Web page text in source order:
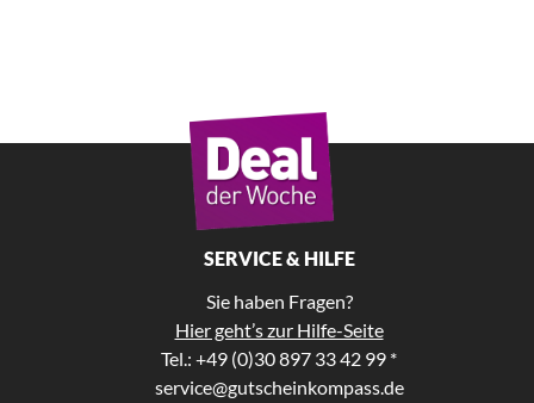
SERVICE & HILFE
Sie haben Fragen?
Hier geht’s zur Hilfe-Seite
Tel.: +49 (0)30 897 33 42 99 *
service@gutscheinkompass.de